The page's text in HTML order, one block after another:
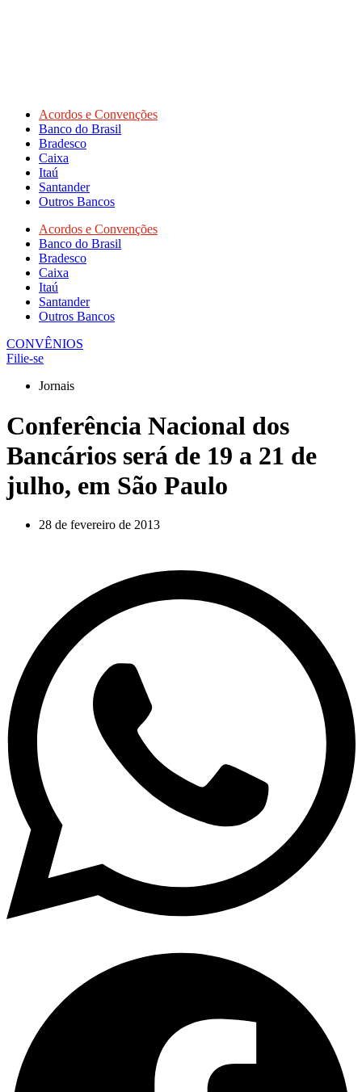
Acordos e Convenções
Banco do Brasil
Bradesco
Caixa
Itaú
Santander
Outros Bancos
Acordos e Convenções
Banco do Brasil
Bradesco
Caixa
Itaú
Santander
Outros Bancos
CONVÊNIOS
Filie-se
Jornais
Conferência Nacional dos
Bancários será de 19 a 21 de
julho, em São Paulo
28 de fevereiro de 2013